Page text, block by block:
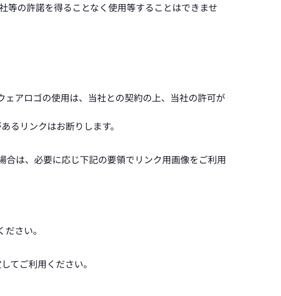
等の許諾を得ることなく使用等することはできませ
アロゴの使用は、当社との契約の上、当社の許可が
るリンクはお断りします。
合は、必要に応じ下記の要領でリンク用画像をご利用
さい。
てご利用ください。